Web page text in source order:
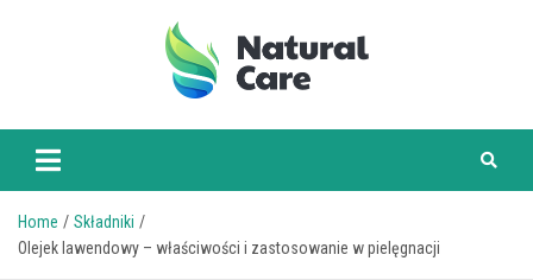
naturalcare.pl
Home
Składniki
Olejek lawendowy – właściwości i zastosowanie w pielęgnacji